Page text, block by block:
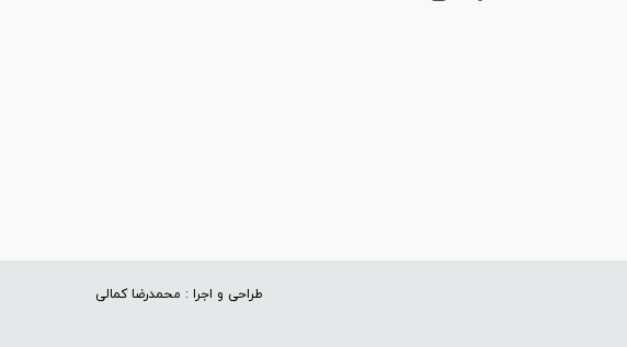
طراحی و اجرا : محمدرضا کمالی